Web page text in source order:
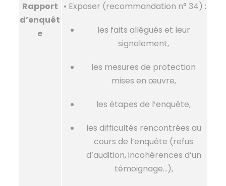
Rapport
d’enquêt
e
• Exposer (recommandation n° 34) :
les faits allégués et leur
signalement,
les mesures de protection
mises en œuvre,
les étapes de l’enquête,
les difficultés rencontrées au
cours de l’enquête (refus
d’audition, incohérences d’un
témoignage…),